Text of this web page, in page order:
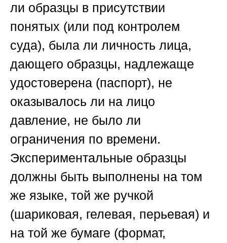
ли образцы в присутствии
понятых (или под контролем
суда), была ли личность лица,
дающего образцы, надлежаще
удостоверена (паспорт), не
оказывалось ли на лицо
давление, не было ли
ограничения по времени.
Экспериментальные образцы
должны быть выполнены на том
же языке, той же ручкой
(шариковая, гелевая, перьевая) и
на той же бумаге (формат,